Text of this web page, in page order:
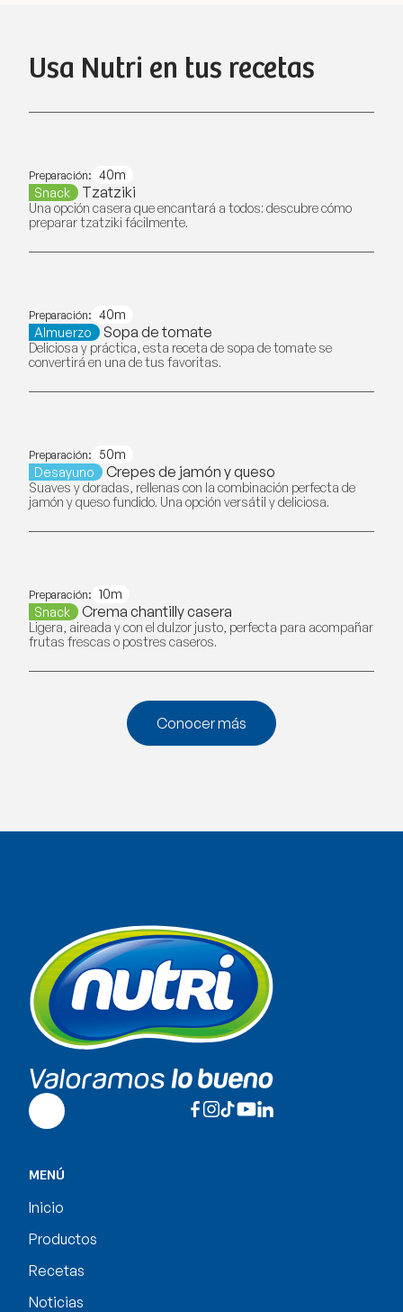
Usa Nutri en tus recetas
Preparación: 40m
Snack
Tzatziki
Una opción casera que encantará a todos: descubre cómo
preparar tzatziki fácilmente.
Preparación: 40m
Almuerzo
Sopa de tomate
Deliciosa y práctica, esta receta de sopa de tomate se
convertirá en una de tus favoritas.
Preparación:
50m
Desayuno
Crepes de jamón y queso
Suaves y doradas, rellenas con la combinación perfecta de
jamón y queso fundido. Una opción versátil y deliciosa.
Preparación: 10m
Snack
Crema chantilly casera
Ligera, aireada y con el dulzor justo, perfecta para acompañar
frutas frescas o postres caseros.
Conocer más
MENÚ
Inicio
Productos
Recetas
Noticias